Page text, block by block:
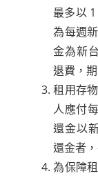
最多以
為每週
金為新
退費，
租用存
人應付
還金以
還金者
為保障